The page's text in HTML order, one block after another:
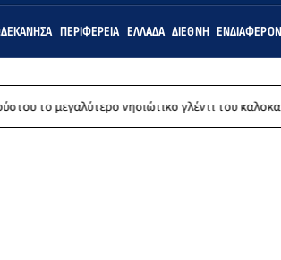
ΠΕΡΙΦΈΡΕΙΑ ΕΛΛΆΔΑ ΔΙΕΘΝΉ
νησιώτικο γλέντι του καλοκαιριού